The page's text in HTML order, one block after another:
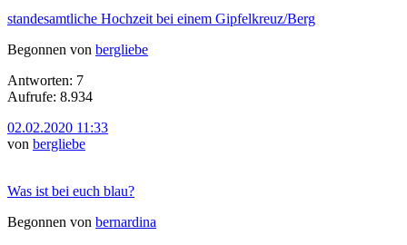
standesamtliche Hochzeit bei einem Gipfelkreuz/Berg
Begonnen von bergliebe
Antworten: 7
Aufrufe: 8.934
02.02.2020 11:33
von bergliebe
Was ist bei euch blau?
Begonnen von bernardina